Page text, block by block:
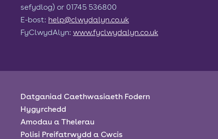
sefydlog) or 01745 536800
E-bost: help@clwydalyn.co.uk
FyClwydAlyn: www.fyclwydalyn.co.uk
Datganiad Caethwasiaeth Fodern
Hygyrchedd
Amodau a Thelerau
Polisi Preifatrwydd a Cwcis